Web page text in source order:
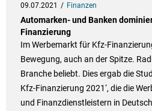
09.07.2021 Finanzen
Automarken- und Banken
Finanzierung
Im Werbemarkt für Kfz-
Bewegung, auch an der Spitze.
Branche beliebt. Dies ergab die
Kfz-Finanzierung 2021‘, die die
und Finanzdienstleistern in